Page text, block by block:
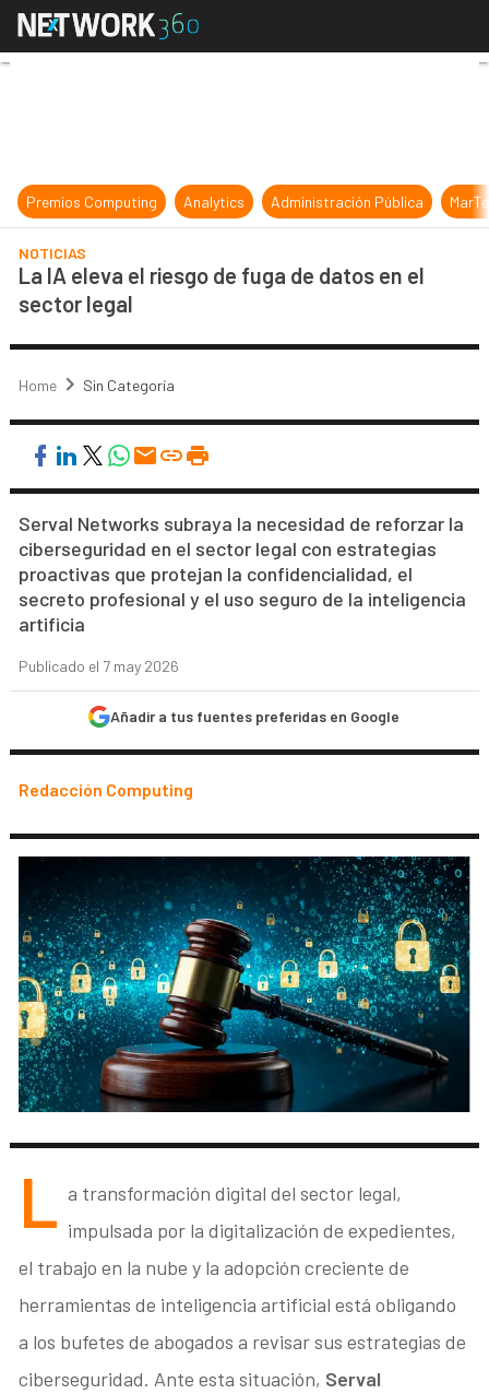
La IA eleva el riesgo de fuga de
Premios Computing Analytics Administración Pública
NOTICIAS
La IA eleva el riesgo de fuga de datos en el
sector legal
Home Sin Categoría
Serval Networks subraya la necesidad de reforzar la
ciberseguridad en el sector legal con estrategias
proactivas que protejan la confidencialidad, el
secreto profesional y el uso seguro de la inteligencia
artificia
Publicado el 7 may 2026
Añadir a tus fuentes preferidas en Google
Redacción Computing
L a transformación digital del sector legal,
impulsada por la digitalización de expedientes,
el trabajo en la nube y la adopción creciente de
herramientas de inteligencia artificial está obligando
a los bufetes de abogados a revisar sus estrategias de
ciberseguridad. Ante esta situación, Serval